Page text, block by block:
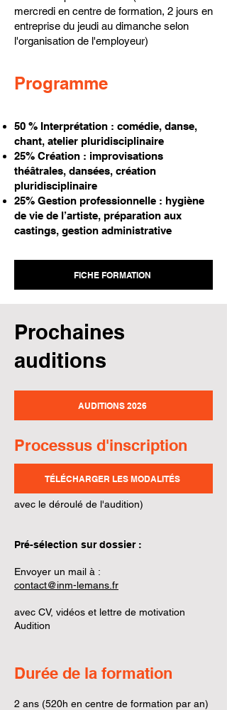
mercredi en centre de formation, 2 jours en
entreprise du jeudi au dimanche selon
l'organisation de l'employeur)
Programme
50 % Interprétation : comédie, danse,
chant, atelier pluridisciplinaire
25% Création : improvisations
théâtrales, dansées, création
pluridisciplinaire
25% Gestion professionnelle : hygiène
de vie de l’artiste, préparation aux
castings, gestion administrative
FICHE FORMATION
Prochaines
auditions
Processus d'inscription
avec le déroulé de l'audition)
Pré-sélection sur dossier :
Envoyer un mail à :
contact@inm-lemans.fr
avec CV, vidéos et lettre de motivation
Audition
Durée de la formation
2 ans (520h en centre de formation par an)
AUDITIONS 2026
TÉLÉCHARGER LES MODALITÉS